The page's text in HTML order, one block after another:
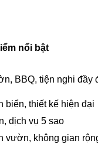
nổi bật
BBQ, tiện nghi đầy
biển, thiết kế hiện đại
dịch vụ 5 sao
vườn, không gian